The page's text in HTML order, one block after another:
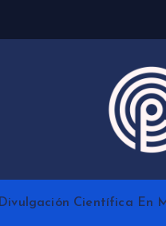
Divulgación Científica En